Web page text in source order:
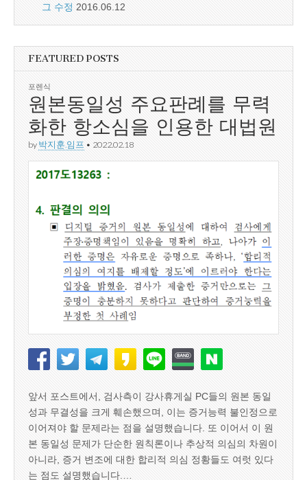
그 수정 2016.06.12
FEATURED POSTS
포렌식
원본동일성 주요판례를 무력
화한 항소심을 인용한 대법원
by 박지훈.임프 • 2022.02.18
앞서 포스트에서, 검사측이 강사휴게실 PC들의 원본 동일
성과 무결성을 크게 훼손했으며, 이는 증거능력 불인정으로
이어져야 할 문제라는 점을 설명했습니다. 또 이어서 이 원
본 동일성 문제가 단순한 원칙론이나 추상적 의심의 차원이
아니라, 증거 변조에 대한 합리적 의심 정황들도 여럿 있다
는 점도 설명했습니다.…